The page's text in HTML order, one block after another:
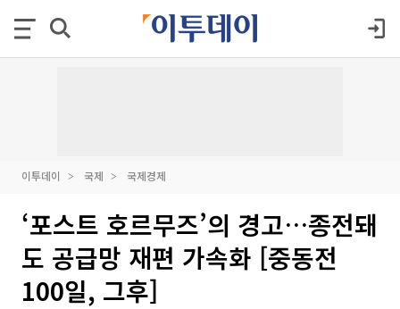
이투데이 국제 국제경제
‘포스트 호르무즈’의 경고…종전돼
도 공급망 재편 가속화 [중동전
100일, 그후]